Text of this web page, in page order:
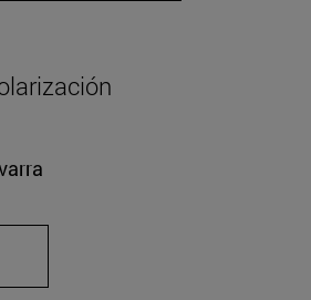
para desplazarse.